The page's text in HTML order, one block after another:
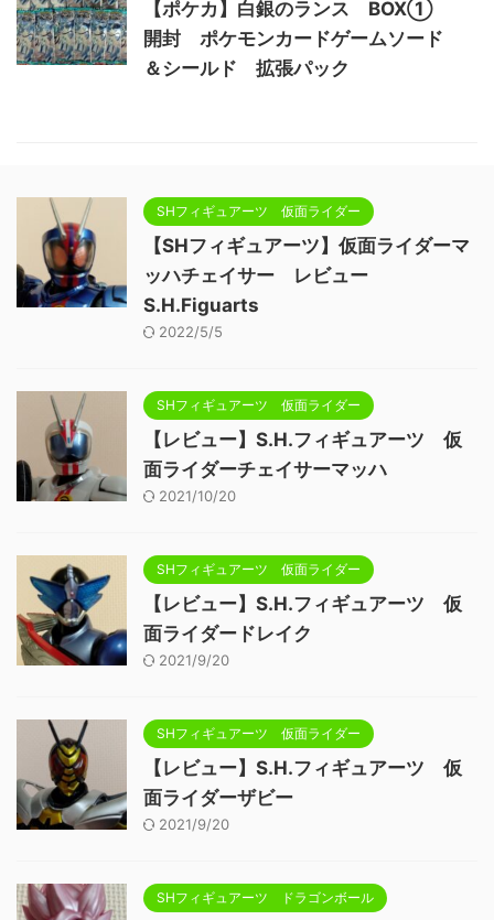
【ポケカ】白銀のランス BOX①
開封 ポケモンカードゲームソード
＆シールド 拡張パック
SHフィギュアーツ 仮面ライダー
【SHフィギュアーツ】仮面ライダーマ
ッハチェイサー レビュー
S.H.Figuarts
2022/5/5
SHフィギュアーツ 仮面ライダー
【レビュー】S.H.フィギュアーツ 仮
面ライダーチェイサーマッハ
2021/10/20
SHフィギュアーツ 仮面ライダー
【レビュー】S.H.フィギュアーツ 仮
面ライダードレイク
2021/9/20
SHフィギュアーツ 仮面ライダー
【レビュー】S.H.フィギュアーツ 仮
面ライダーザビー
2021/9/20
SHフィギュアーツ ドラゴンボール